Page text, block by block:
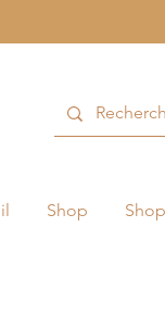
Shop Shop